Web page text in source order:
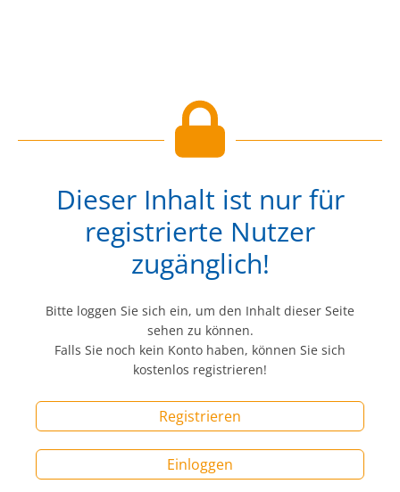
Dieser Inhalt ist nur für
registrierte Nutzer
zugänglich!
Bitte loggen Sie sich ein, um den Inhalt dieser Seite
sehen zu können.
Falls Sie noch kein Konto haben, können Sie sich
kostenlos registrieren!
Registrieren
Einloggen